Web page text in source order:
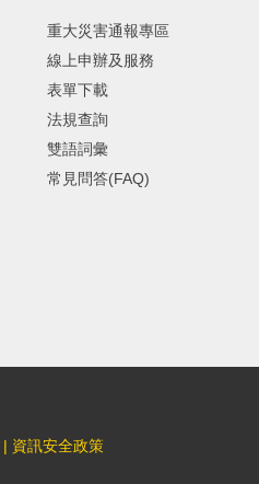
重大災害通報專區
線上申辦及服務
表單下載
法規查詢
雙語詞彙
常見問答(FAQ)
| 資訊安全政策